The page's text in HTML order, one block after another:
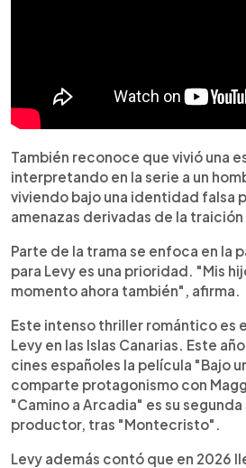
También reconoce que vivió una
interpretando en la serie a un
viviendo bajo una identidad falsa
amenazas derivadas de la traición
Parte de la trama se enfoca en la
para Levy es una prioridad. "Mis
momento ahora también", afirma.
Este intenso thriller romántico es
Levy en las Islas Canarias. Este
cines españoles la película "Bajo
comparte protagonismo con
"Camino a Arcadia" es su
productor, tras "Montecristo".
Levy además contó que en 2026